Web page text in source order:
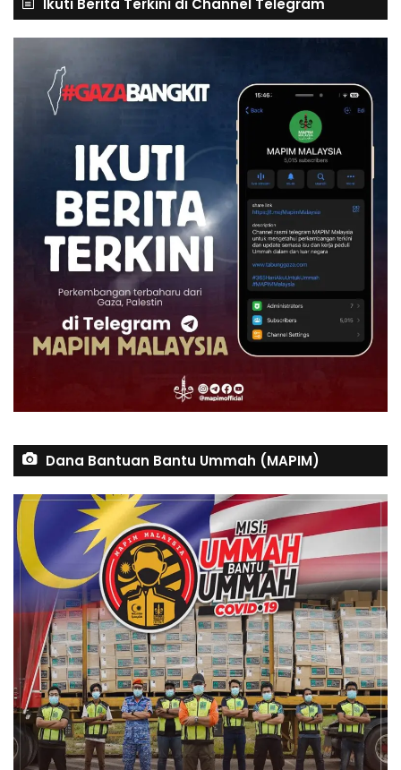
Ikuti Berita Terkini di Channel Telegram
Dana Bantuan Bantu Ummah (MAPIM)